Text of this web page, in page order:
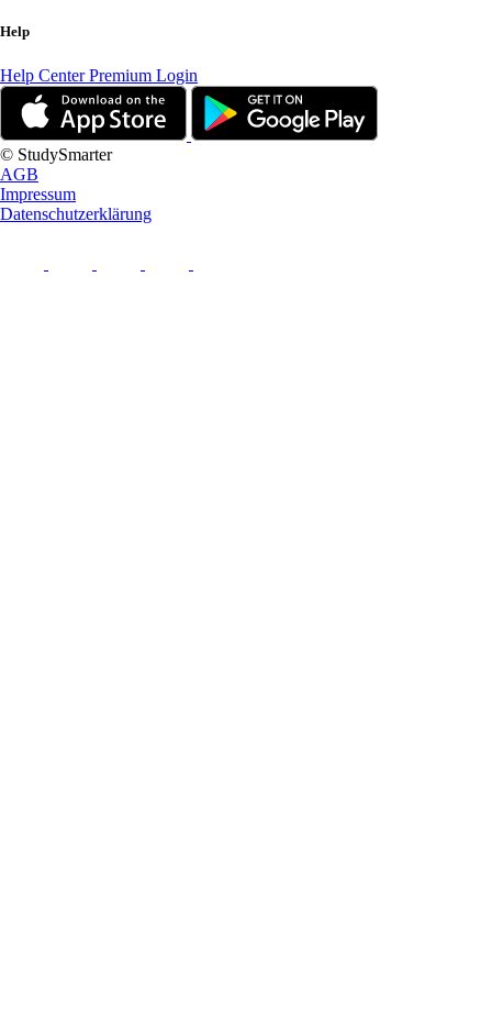
Help
Help CenterPremium Login
© StudySmarter
AGB
Impressum
Datenschutzerklärung